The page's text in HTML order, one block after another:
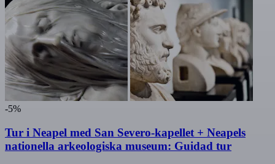
-5%
Tur i Neapel med San Severo-kapellet + Neapels
nationella arkeologiska museum: Guidad tur